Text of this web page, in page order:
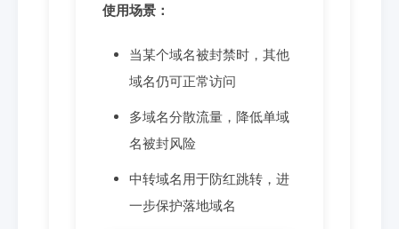
使用场景：
当某个域名被封禁时，其他
域名仍可正常访问
多域名分散流量，降低单域
名被封风险
中转域名用于防红跳转，进
一步保护落地域名